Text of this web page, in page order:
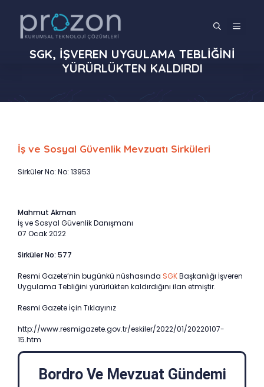
MENÜ
SGK, İŞVEREN UYGULAMA TEBLİĞİNİ
YÜRÜRLÜKTEN KALDIRDI
İş ve Sosyal Güvenlik Mevzuatı Sirküleri
Sirküler No: No: 13953
Mahmut Akman
İş ve Sosyal Güvenlik Danışmanı
07 Ocak 2022
Sirküler No: 577
Resmi Gazete’nin bugünkü nüshasında SGKBaşkanlığı İşveren
Uygulama Tebliğini yürürlükten kaldırdığını ilan etmiştir.
Resmi Gazete İçin Tıklayınız
http://www.resmigazete.gov.tr/eskiler/2022/01/20220107-
15.htm
Bordro Ve Mevzuat Gündemi